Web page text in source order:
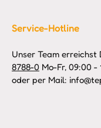
Service-Hotline
Unser Team erreichst
8788-0 Mo-Fr, 09:00 -
oder per Mail: